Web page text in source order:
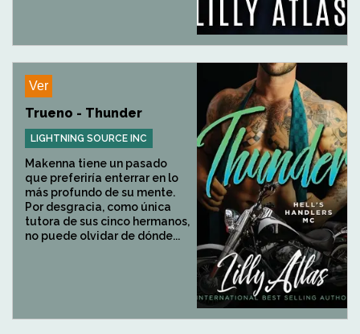
Ver
Trueno - Thunder
LIGHTNING SOURCE INC
Makenna tiene un pasado
que preferiría enterrar en lo
más profundo de su mente.
Por desgracia, como única
tutora de sus cinco hermanos,
no puede olvidar de dónde...